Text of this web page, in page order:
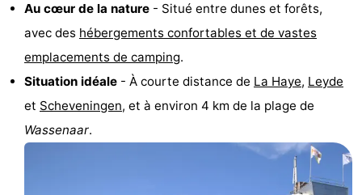
être
villes
Sports
Piscines
Faire
Au cœur de la nature - Situé entre dunes et forêts,
avec des hébergements confortables et de vastes
emplacements de camping.
Situation idéale - À courte distance de La Haye, Leyde
et Scheveningen, et à environ 4 km de la plage de
Wassenaar.